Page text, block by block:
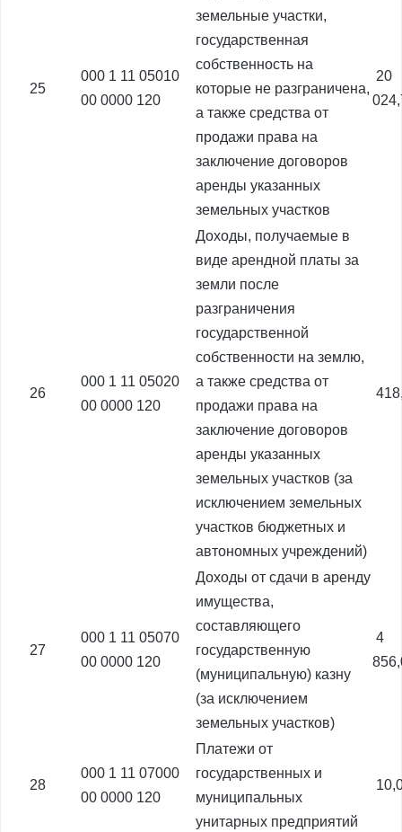
25
000 1 11 05010
00 0000 120
земельные участки,
государственная
собственность на
которые не разграничена,
а также средства от
продажи права на
заключение договоров
аренды указанных
земельных участков
20
26
000 1 11 05020
00 0000 120
Доходы, получаемые в
виде арендной платы за
земли после
разграничения
государственной
собственности на землю,
а также средства от
продажи права на
заключение договоров
аренды указанных
земельных участков (за
исключением земельных
участков бюджетных и
автономных учреждений)
27
000 1 11 05070
00 0000 120
Доходы от сдачи в аренду
имущества,
составляющего
государственную
(муниципальную) казну
(за исключением
земельных участков)
4
28
000 1 11 07000
00 0000 120
Платежи от
государственных и
муниципальных
унитарных предприятий